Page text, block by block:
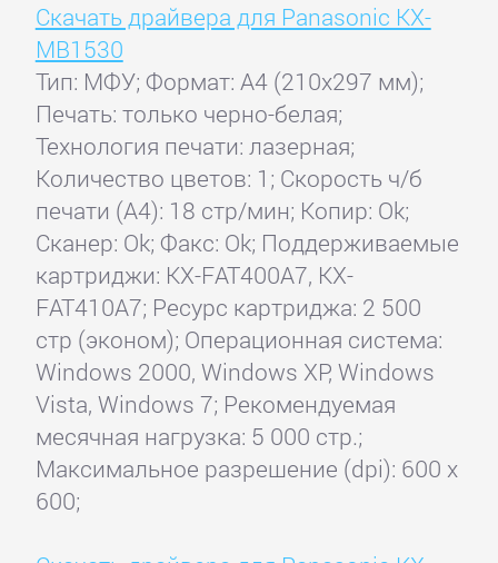
Скачать драйвера для Panasonic KX-
MB1530
Тип: МФУ; Формат: A4 (210x297 мм);
Печать: только черно-белая;
Технология печати: лазерная;
Количество цветов: 1; Скорость ч/б
печати (А4): 18 стр/мин; Копир: Ok;
Сканер: Ok; Факс: Ok; Поддерживаемые
картриджи: KX-FAT400A7, KX-
FAT410A7; Ресурс картриджа: 2 500
стр (эконом); Операционная система:
Windows 2000, Windows XP, Windows
Vista, Windows 7; Рекомендуемая
месячная нагрузка: 5 000 стр.;
Максимальное разрешение (dpi): 600 x
600;